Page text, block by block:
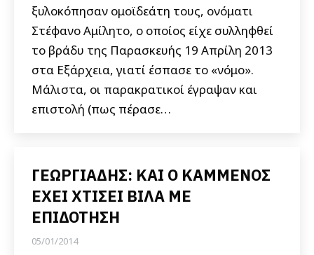
ξυλοκόπησαν ομοϊδεάτη τους, ονόματι
Στέφανο Αμίλητο, ο οποίος είχε συλληφθεί
το βράδυ της Παρασκευής 19 Απρίλη 2013
στα Εξάρχεια, γιατί έσπασε το «νόμο».
Μάλιστα, οι παρακρατικοί έγραψαν και
επιστολή (πως πέρασε…
ΓΕΩΡΓΙΑΔΗΣ: ΚΑΙ Ο ΚΑΜΜΕΝΟΣ
ΕΧΕΙ ΧΤΙΣΕΙ ΒΙΛΑ ΜΕ
ΕΠΙΔΟΤΗΣΗ
05/01/2014